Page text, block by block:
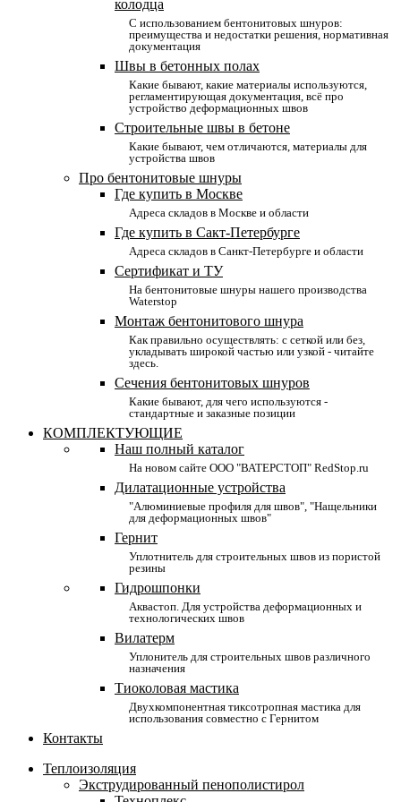
колодца
С использованием бентонитовых шнуров:
преимущества и недостатки решения, нормативная
документация
Швы в бетонных полах
Какие бывают, какие материалы используются,
регламентирующая документация, всё про
устройство деформационных швов
Строительные швы в бетоне
Какие бывают, чем отличаются, материалы для
устройства швов
Про бентонитовые шнуры
Где купить в Москве
Адреса складов в Москве и области
Где купить в Сакт-Петербурге
Адреса складов в Санкт-Петербурге и области
Сертификат и ТУ
На бентонитовые шнуры нашего производства
Waterstop
Монтаж бентонитового шнура
Как правильно осуществлять: с сеткой или без,
укладывать широкой частью или узкой - читайте
здесь.
Сечения бентонитовых шнуров
Какие бывают, для чего используются -
стандартные и заказные позиции
КОМПЛЕКТУЮЩИЕ
Наш полный каталог
На новом сайте ООО "ВАТЕРСТОП" RedStop.ru
Дилатационные устройства
"Алюминиевые профиля для швов", "Нащельники
для деформационных швов"
Гернит
Уплотнитель для строительных швов из пористой
резины
Гидрошпонки
Аквастоп. Для устройства деформационных и
технологических швов
Вилатерм
Уплонитель для строительных швов различного
назначения
Тиоколовая мастика
Двухкомпонентная тиксотропная мастика для
использования совместно с Гернитом
Контакты
Теплоизоляция
Экструдированный пенополистирол